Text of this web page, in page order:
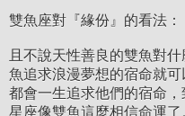
雙魚座對『緣份』的看法：
且不說天性善良的雙魚對
魚追求浪漫夢想的宿命就
都會一生追求他們的宿命
星座像雙魚這麼相信命運